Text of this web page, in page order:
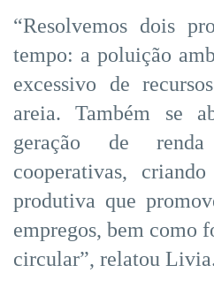
“Resolvemos dois
tempo: a poluição
excessivo de
areia. Também se
geração de
cooperativas,
produtiva que
empregos, bem como
circular”, relatou